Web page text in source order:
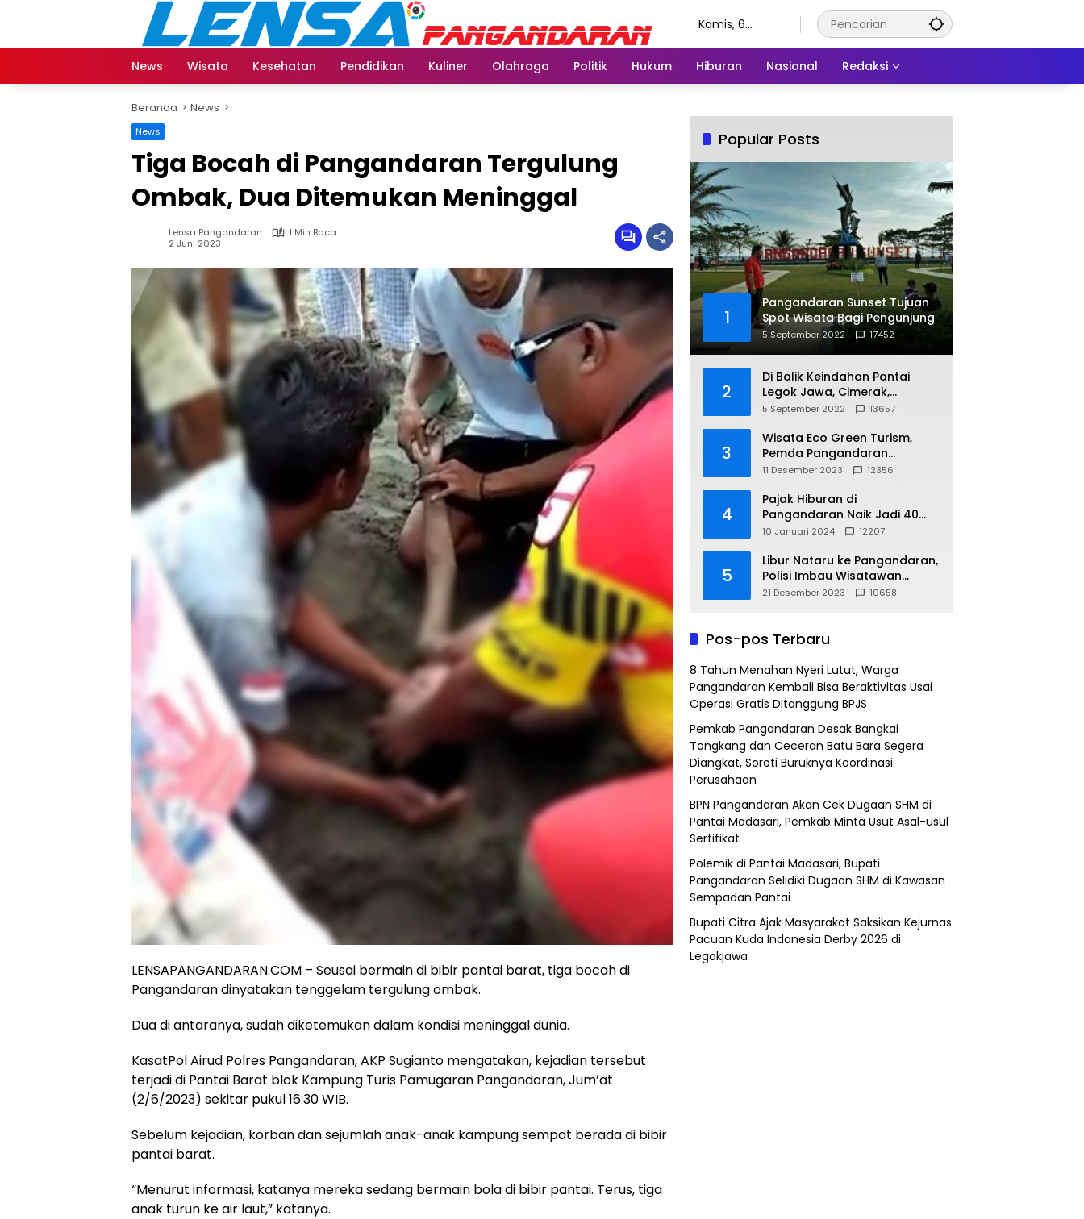
Kamis, 6
News
Wisata Kesehatan Pendidikan Kuliner Olahraga Politik Hukum Hiburan Nasional Redaksi
Beranda News
News
Tiga Bocah di Pangandaran Tergulung
Ombak, Dua Ditemukan Meninggal
Lensa Pangandaran
1 Min Baca
2 Juni 2023
LENSAPANGANDARAN.COM – Seusai bermain di bibir pantai barat, tiga bocah di
Pangandaran dinyatakan tenggelam tergulung ombak.
Dua di antaranya, sudah diketemukan dalam kondisi meninggal dunia.
KasatPol Airud Polres Pangandaran, AKP Sugianto mengatakan, kejadian tersebut
terjadi di Pantai Barat blok Kampung Turis Pamugaran Pangandaran, Jum’at
(2/6/2023) sekitar pukul 16:30 WIB.
Sebelum kejadian, korban dan sejumlah anak-anak kampung sempat berada di bibir
pantai barat.
“Menurut informasi, katanya mereka sedang bermain bola di bibir pantai. Terus, tiga
anak turun ke air laut,” katanya.
Popular Posts
1
Pangandaran Sunset Tujuan
Spot Wisata Bagi Pengunjung
5 September 2022 17452
2
Di Balik Keindahan Pantai
Legok Jawa, Cimerak,
Pangandaran
5 September 2022 13657
3
Wisata Eco Green Turism,
Pemda Pangandaran
Gandeng PLN
11 Desember 2023 12356
4
Pajak Hiburan di
Pangandaran Naik Jadi 40
Persen
10 Januari 2024 12207
5
Libur Nataru ke Pangandaran,
Polisi Imbau Wisatawan
Gunakan Jalur Arteri
21 Desember 2023 10658
Pos-pos Terbaru
8 Tahun Menahan Nyeri Lutut, Warga
Pangandaran Kembali Bisa Beraktivitas Usai
Operasi Gratis Ditanggung BPJS
Pemkab Pangandaran Desak Bangkai
Tongkang dan Ceceran Batu Bara Segera
Diangkat, Soroti Buruknya Koordinasi
Perusahaan
BPN Pangandaran Akan Cek Dugaan SHM di
Pantai Madasari, Pemkab Minta Usut Asal-usul
Sertifikat
Polemik di Pantai Madasari, Bupati
Pangandaran Selidiki Dugaan SHM di Kawasan
Sempadan Pantai
Bupati Citra Ajak Masyarakat Saksikan Kejurnas
Pacuan Kuda Indonesia Derby 2026 di
Legokjawa